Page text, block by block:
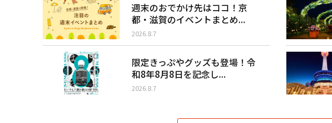
週末のおでかけ先はココ！京
都・滋賀のイベントまとめ...
2026.8.7
限定きっぷやグッズも登場！令
和8年8月8日を記念し...
2026.8.7